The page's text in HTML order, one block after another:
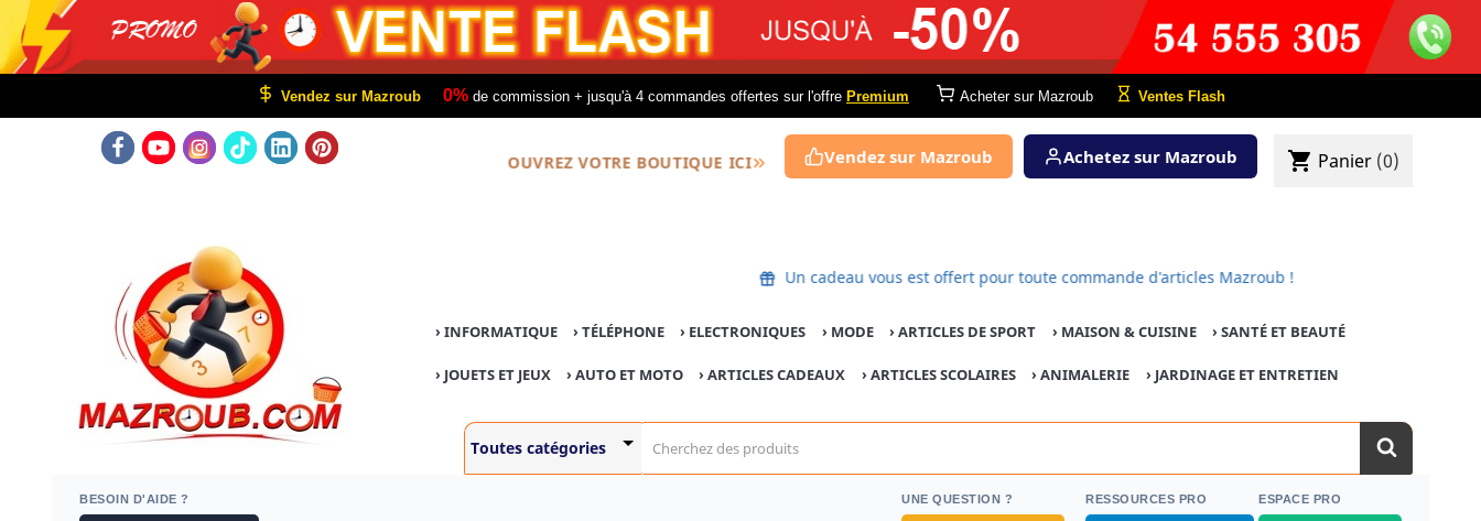
Vendez sur Mazroub 0% de commission + jusqu'à 4 commandes offertes sur l'offre Premium Acheter sur Mazroub Ventes Flash
OUVREZ VOTRE BOUTIQUE ICI Vendez sur Mazroub Achetez sur Mazroub shopping_cart Panier (0)
Un cadeau vous est offert pour toute commande d'articles Mazroub !
› INFORMATIQUE ›TÉLÉPHONE › ELECTRONIQUES › MODE ›ARTICLES DE SPORT › MAISON & CUISINE › SANTÉ ET BEAUTÉ
› JOUETS ET JEUX ›AUTO ET MOTO › ARTICLES CADEAUX › ARTICLES SCOLAIRES ›ANIMALERIE › JARDINAGE ET ENTRETIEN
BESOIN D'AIDE ? UNE QUESTION ? RESSOURCES PRO ESPACE PRO